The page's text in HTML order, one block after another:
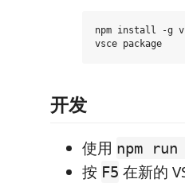
npm install -g
开发
使用 npm run
按 F5 在新的